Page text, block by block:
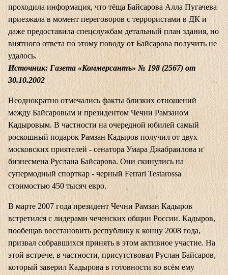
проходила информация, что тёща Байсарова Алла Пугачева
приезжала в момент переговоров с террористами в ДК и
даже предоставила спецслужбам детальный план здания, но
внятного ответа по этому поводу от Байсарова получить не
удалось.
Источник: Газета «Коммерсантъ» № 198 (2567) от
30.10.2002
Неоднократно отмечались факты близких отношений
между Байсаровым и президентом Чечни Рамзаном
Кадыровым. В частности на очередной юбилей самый
роскошный подарок Рамзан Кадыров получил от двух
московских приятелей - сенатора Умара Джабраилова и
бизнесмена Руслана Байсарова. Они скинулись на
супермодный спорткар - черный Ferrari Testarossa
стоимостью 450 тысяч евро.
В марте 2007 года президент Чечни Рамзан Кадыров
встретился с лидерами чеченских общин России. Кадыров,
пообещав восстановить республику к концу 2008 года,
призвал собравшихся принять в этом активное участие. На
этой встрече, в частности, присутствовал Руслан Байсаров,
который заверил Кадырова в готовности во всём ему